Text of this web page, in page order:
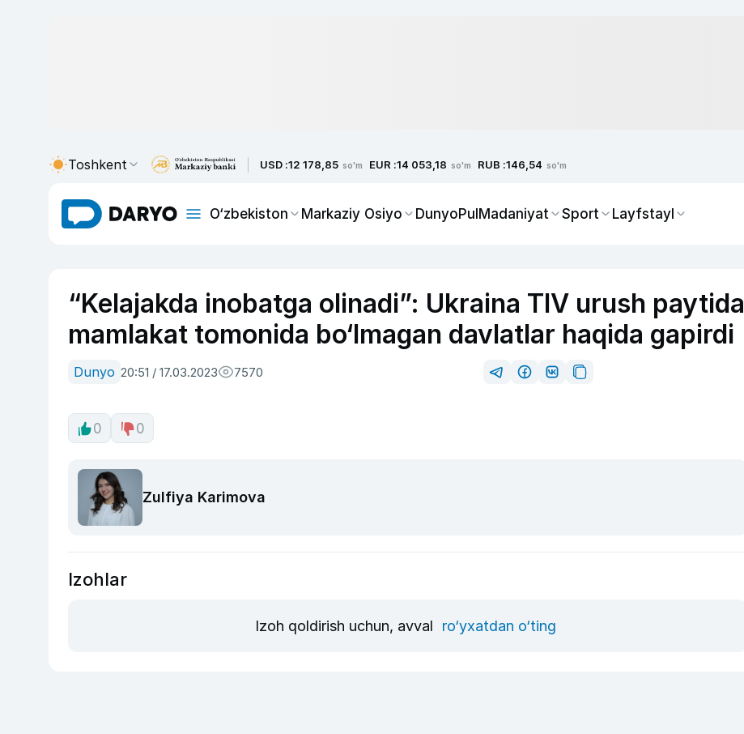
Toshkent USD :12 178,85 so'm EUR :14 053,18 so'm RUB :146,54 so'm
O‘zbekiston Markaziy Osiyo DunyoPulMadaniyat Sport Layfstayl
“Kelajakda inobatga olinadi”: Ukraina TIV urush paytida
mamlakat tomonida bo‘lmagan davlatlar haqida gapirdi
Dunyo 20:51 / 17.03.2023 7570
0 0
Zulfiya Karimova
Izohlar
Izoh qoldirish uchun, avval ro‘yxatdan o‘ting